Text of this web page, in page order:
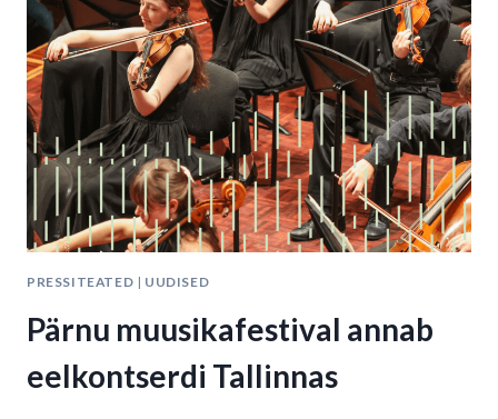
PRESSITEATED | UUDISED
Pärnu muusikafestival annab
eelkontserdi Tallinnas